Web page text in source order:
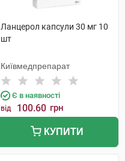
Ланцерол капсули 30 мг 10
шт
Київмедпрепарат
Є в наявності
від 100.60 грн
КУПИТИ